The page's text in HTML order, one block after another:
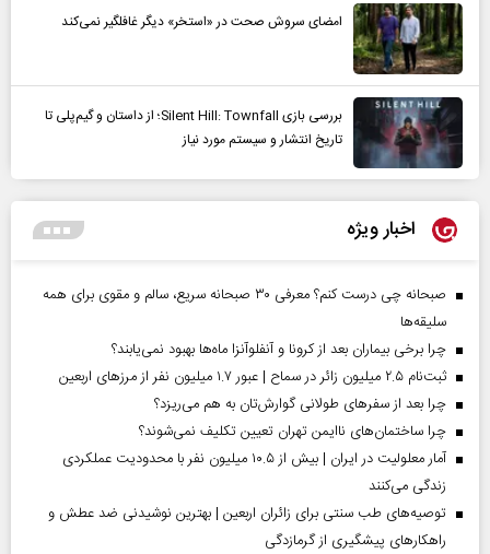
امضای سروش صحت در «استخر» دیگر غافلگیر نمی‌کند
بررسی بازی Silent Hill: Townfall؛ از داستان و گیم‌پلی تا
تاریخ انتشار و سیستم مورد نیاز
اخبار ویژه
صبحانه چی درست کنم؟ معرفی ۳۰ صبحانه سریع، سالم و مقوی برای همه
سلیقه‌ها
چرا برخی بیماران بعد از کرونا و آنفلوآنزا ماه‌ها بهبود نمی‌یابند؟
ثبت‌نام ۲.۵ میلیون زائر در سماح | عبور ۱.۷ میلیون نفر از مرز‌های اربعین
چرا بعد از سفرهای طولانی گوارش‌تان به هم می‌ریزد؟
چرا ساختمان‌های ناایمن تهران تعیین تکلیف نمی‌شوند؟
آمار معلولیت در ایران | بیش از ۱۰.۵ میلیون نفر با محدودیت عملکردی
زندگی می‌کنند
توصیه‌های طب سنتی برای زائران اربعین | بهترین نوشیدنی ضد عطش و
راهکارهای پیشگیری از گرمازدگی